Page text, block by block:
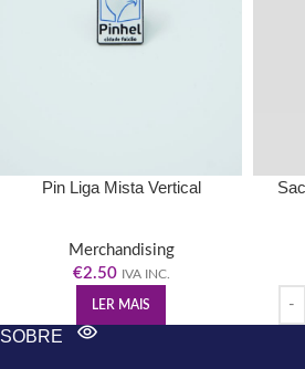
Pin Liga Mista Vertical
Merchandising
€2.50 IVA INC.
LER MAIS
SOBRE